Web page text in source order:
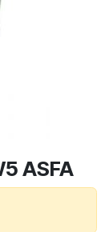
ASFA